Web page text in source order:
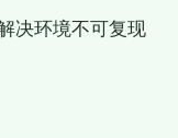
决环境不可复现